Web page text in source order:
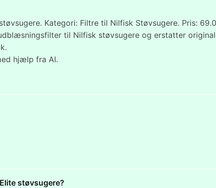
Kategori: Filtre til Nilfisk Støvsugere. Pris:
til Nilfisk støvsugere og erstatter
hjælp fra AI.
støvsugere?